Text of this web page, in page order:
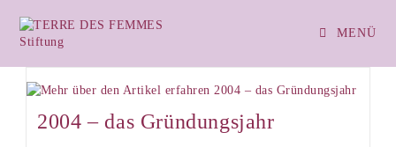
MENÜ
2004 – das Gründungsjahr